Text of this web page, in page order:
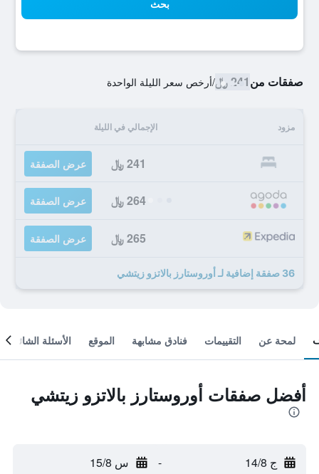
بحث
صفقات من241 ﷼ /أرخص سعر الليلة الواحدة
مزود الإجمالي في الليلة
241 ﷼ عرض الصفقة
264 ﷼ عرض الصفقة
265 ﷼ عرض الصفقة
36 صفقة إضافية لـ أوروستارز بالاتزو زيتشي
لمحة عن التقييمات فنادق مشابهة الموقع الأسئلة الشائعة
أفضل صفقات أوروستارز بالاتزو زيتشي
ج 14/8 - س 15/8